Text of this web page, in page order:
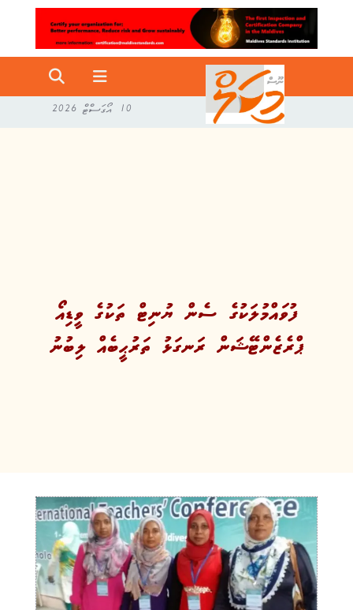
10 އޯގަސްޓް 2026
ފުވައްމުލަކުގެ ސެން ޔުނިޓް ތަކުގެ ވީޑިއޯ
ޕްރެޒެންޓޭޝަން ރަނގަޅު ތަރުޙީބެއް ލިބުނު